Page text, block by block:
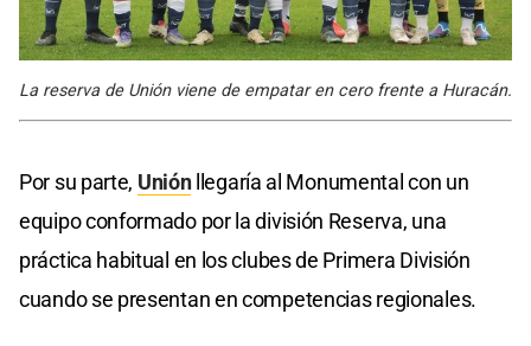
La reserva de Unión viene de empatar en cero frente a Huracán.
Por su parte, Uniónllegaría al Monumental con un
equipo conformado por la división Reserva, una
práctica habitual en los clubes de Primera División
cuando se presentan en competencias regionales.